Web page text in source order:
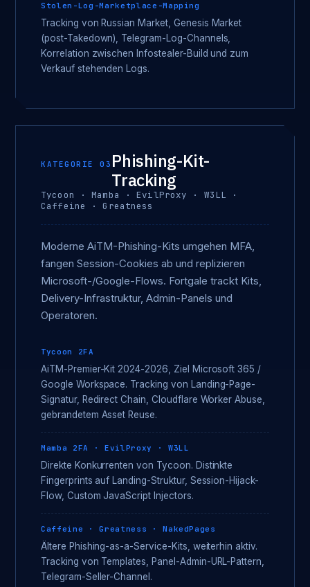
Stolen-Log-Marketplace-Mapping
Tracking von Russian Market, Genesis Market
(post-Takedown), Telegram-Log-Channels,
Korrelation zwischen Infostealer-Build und zum
Verkauf stehenden Logs.
KATEGORIE 03 Phishing-Kit-
Tracking
Tycoon · Mamba · EvilProxy · W3LL ·
Caffeine · Greatness
Moderne AiTM-Phishing-Kits umgehen MFA,
fangen Session-Cookies ab und replizieren
Microsoft-/Google-Flows. Fortgale trackt Kits,
Delivery-Infrastruktur, Admin-Panels und
Operatoren.
Tycoon 2FA
AiTM-Premier-Kit 2024-2026, Ziel Microsoft 365 /
Google Workspace. Tracking von Landing-Page-
Signatur, Redirect Chain, Cloudflare Worker Abuse,
gebrandetem Asset Reuse.
Mamba 2FA · EvilProxy · W3LL
Direkte Konkurrenten von Tycoon. Distinkte
Fingerprints auf Landing-Struktur, Session-Hijack-
Flow, Custom JavaScript Injectors.
Caffeine · Greatness · NakedPages
Ältere Phishing-as-a-Service-Kits, weiterhin aktiv.
Tracking von Templates, Panel-Admin-URL-Pattern,
Telegram-Seller-Channel.